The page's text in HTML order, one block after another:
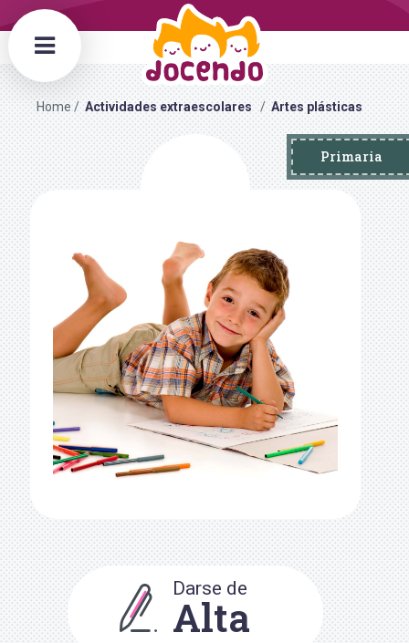
Home Actividades extraescolares Artes plásticas
Primaria
Darse de
Alta